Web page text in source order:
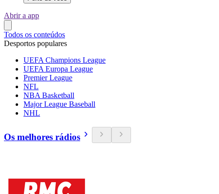
Abrir a app
Todos os conteúdos
Desportos populares
UEFA Champions League
UEFA Europa League
Premier League
NFL
NBA Basketball
Major League Baseball
NHL
Os melhores rádios